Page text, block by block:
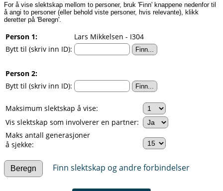
For å vise slektskap mellom to personer, bruk 'Finn' knappene nedenfor til
å angi to personer (eller behold viste personer, hvis relevante), klikk
deretter på 'Beregn'.
Person 1:
Lars Mikkelsen - I304
Bytt til (skriv inn ID):
Person 2:
Bytt til (skriv inn ID):
Maksimum slektskap å vise:
Vis slektskap som involverer en partner:
Maks antall generasjoner
å sjekke:
Finn slektskap og andre forbindelser